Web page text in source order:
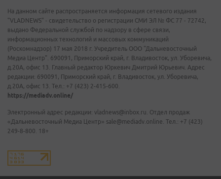
На данном сайте распространяется информация сетевого издания
"VLADNEWS" - свидетельство о регистрации СМИ ЭЛ № ФС 77 - 72742,
выдано Федеральной службой по надзору в сфере связи,
информационных технологий и массовых коммуникаций
(Роскомнадзор) 17 мая 2018 г. Учредитель ООО "Дальневосточный
Медиа Центр". 690091, Приморский край, г. Владивосток, ул. Уборевича,
д.20А, офис 13. Главный редактор Юркевич Дмитрий Юрьевич. Адрес
редакции: 690091, Приморский край, г. Владивосток, ул. Уборевича,
д.20А, офис 13. Тел.: +7 (423) 2-415-600.
https://mediadv.online/
Электронный адрес редакции: vladnews@inbox.ru. Отдел продаж
«Дальневосточный Медиа Центр» sale@mediadv.online. Тел.: +7 (423)
249-8-800. 18+